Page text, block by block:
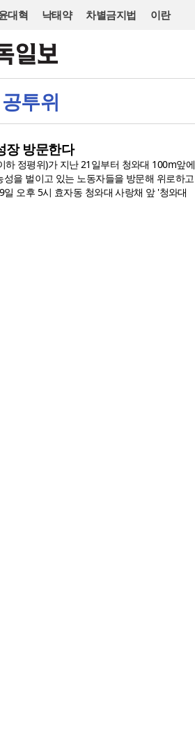
대혁 낙태약 차별금지법 이란
투위
장 방문한다
정평위)가 지난 21일부터 청와대 100m앞에
을 벌이고 있는 노동자들을 방문해 위로하고
오후 5시 효자동 청와대 사랑채 앞 '청와대